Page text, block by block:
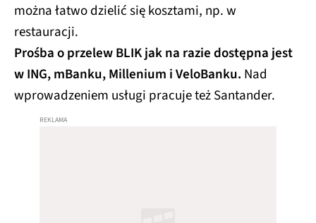
można łatwo dzielić się kosztami, np. w
restauracji.
Prośba o przelew BLIK jak na razie dostępna jest
w ING, mBanku, Millenium i VeloBanku. Nad
wprowadzeniem usługi pracuje też Santander.